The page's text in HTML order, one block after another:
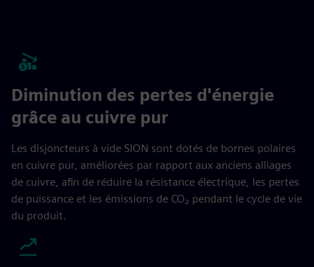
Diminution des pertes d'énergie
grâce au cuivre pur
Les disjoncteurs à vide SION sont dotés de bornes polaires
en cuivre pur, améliorées par rapport aux anciens alliages
de cuivre, afin de réduire la résistance électrique, les pertes
de puissance et les émissions de CO₂ pendant le cycle de vie
du produit.